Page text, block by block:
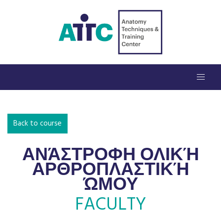
Back to course
ΑΝΆΣΤΡΟΦΗ ΟΛΙΚΉ
ΑΡΘΡΟΠΛΑΣΤΙΚΉ
ΏΜΟΥ
FACULTY